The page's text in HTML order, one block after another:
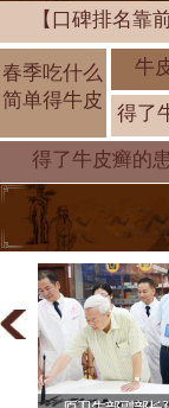
【口碑排名靠
春季吃什么
简单得牛皮
牛
得了
得了牛皮癣的